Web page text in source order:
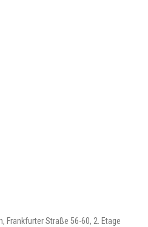
Frankfurter Straße 56-60, 2. Etage